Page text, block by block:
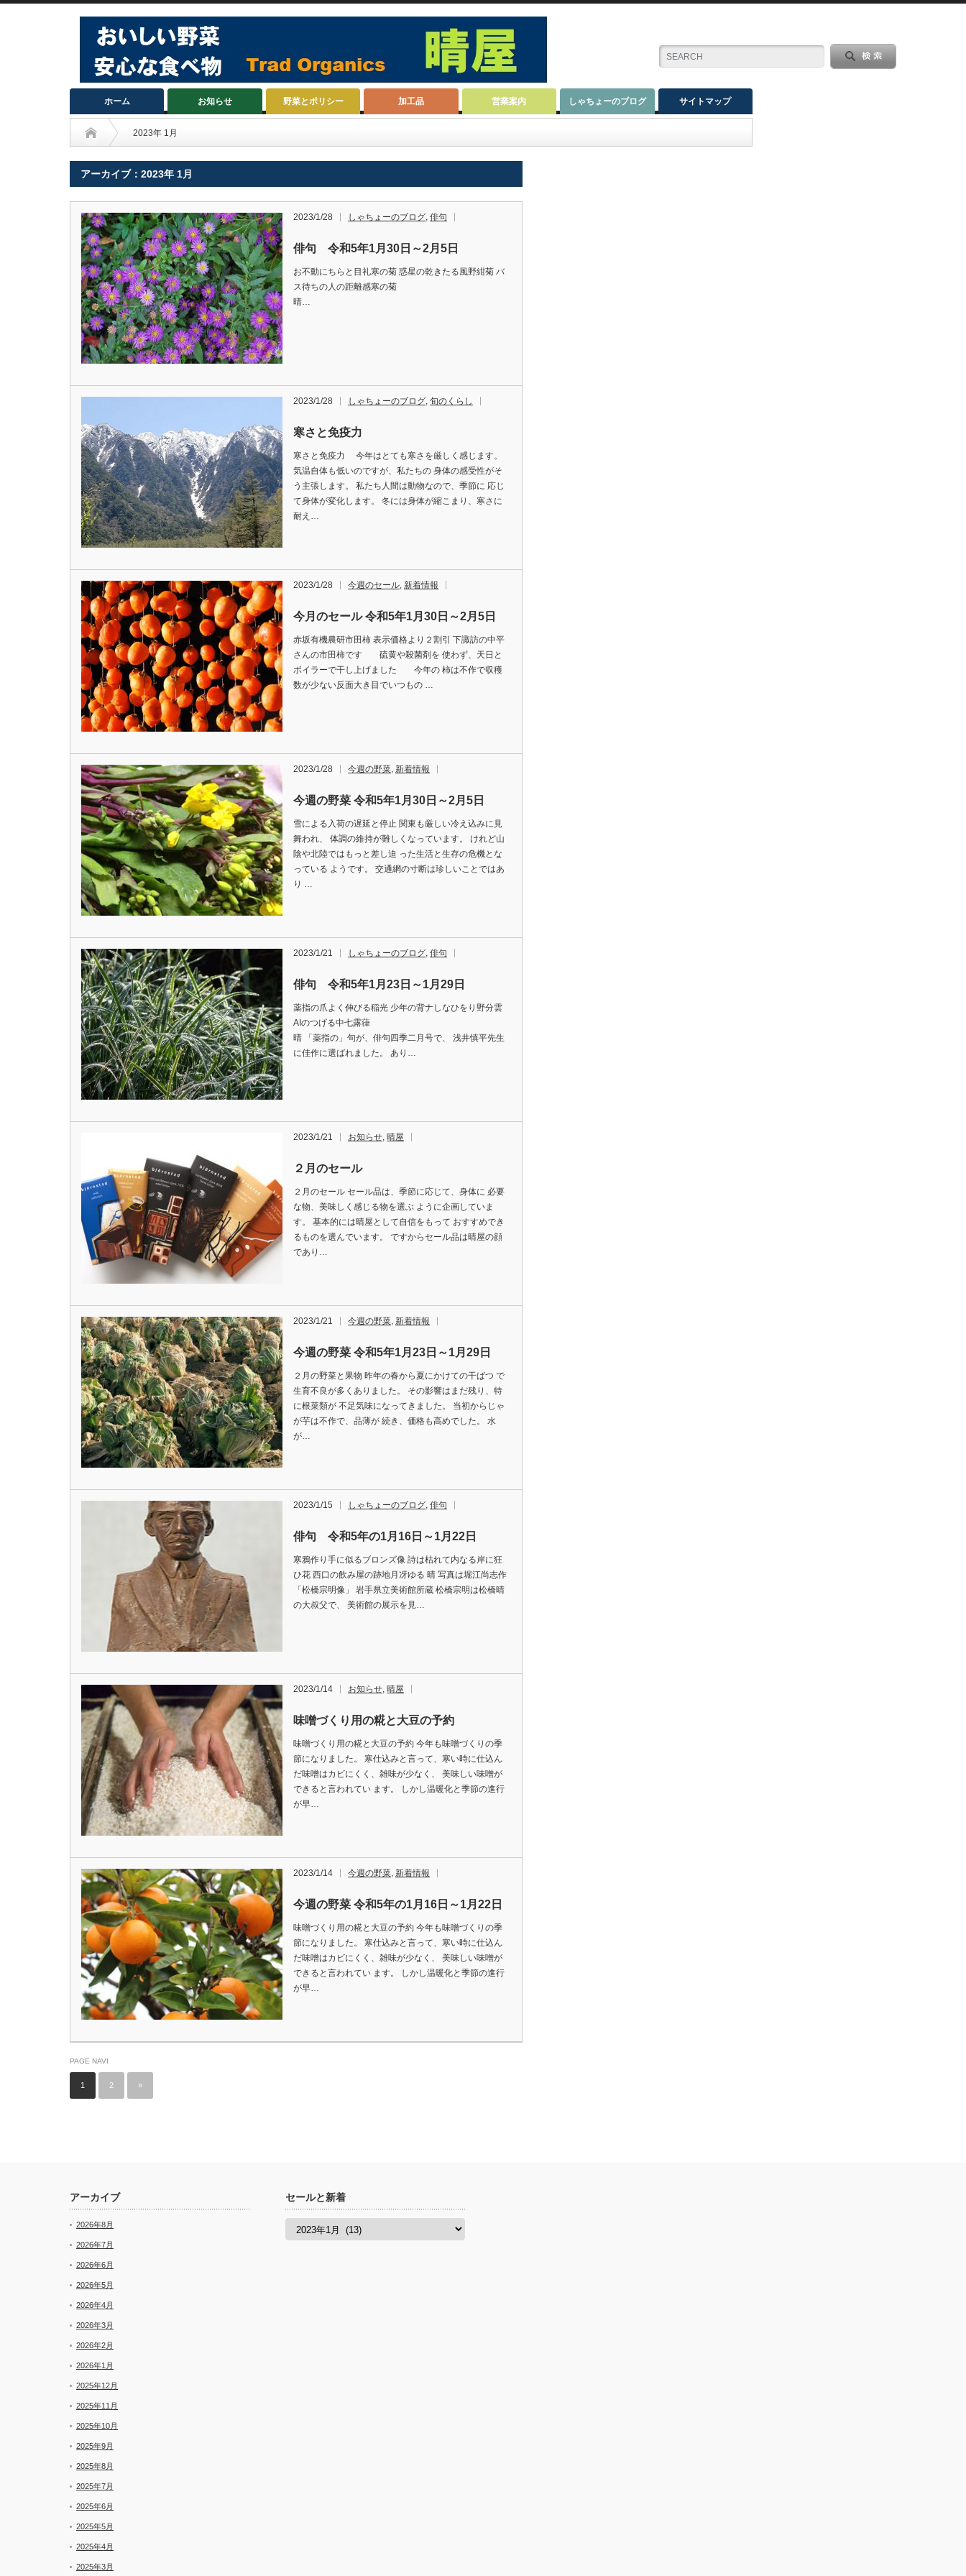
ホーム お知らせ 野菜とポリシー 加工品 営業案内 しゃちょーのブログ サイトマップ
2023年 1月
アーカイブ：2023年 1月
2023/1/28 しゃちょーのブログ, 俳句
俳句 令和5年1月30日～2月5日
お不動にちらと目礼寒の菊 惑星の乾きたる風野紺菊 バ
ス待ちの人の距離感寒の菊
晴…
2023/1/28 しゃちょーのブログ, 旬のくらし
寒さと免疫力
寒さと免疫力 今年はとても寒さを厳しく感じます。
気温自体も低いのですが、私たちの 身体の感受性がそ
う主張します。 私たち人間は動物なので、季節に 応じ
て身体が変化します。 冬には身体が縮こまり、寒さに
耐え…
2023/1/28 今週のセール, 新着情報
今月のセール 令和5年1月30日～2月5日
赤坂有機農研市田柿 表示価格より２割引 下諏訪の中平
さんの市田柿です 硫黄や殺菌剤を 使わず、天日と
ボイラーで干し上げました 今年の 柿は不作で収穫
数が少ない反面大き目でいつもの …
2023/1/28 今週の野菜, 新着情報
今週の野菜 令和5年1月30日～2月5日
雪による入荷の遅延と停止 関東も厳しい冷え込みに見
舞われ、 体調の維持が難しくなっています。 けれど山
陰や北陸ではもっと差し迫 った生活と生存の危機とな
っている ようです。 交通網の寸断は珍しいことではあ
り …
2023/1/21 しゃちょーのブログ, 俳句
俳句 令和5年1月23日～1月29日
薬指の爪よく伸びる稲光 少年の背ナしなひをり野分雲
AIのつげる中七露葎
晴 「薬指の」句が、俳句四季二月号で、 浅井慎平先生
に佳作に選ばれました。 あり…
2023/1/21 お知らせ, 晴屋
２月のセール
２月のセール セール品は、季節に応じて、身体に 必要
な物、美味しく感じる物を選ぶ ように企画していま
す。 基本的には晴屋として自信をもって おすすめでき
るものを選んでいます。 ですからセール品は晴屋の顔
であり…
2023/1/21 今週の野菜, 新着情報
今週の野菜 令和5年1月23日～1月29日
２月の野菜と果物 昨年の春から夏にかけての干ばつ で
生育不良が多くありました。 その影響はまだ残り、特
に根菜類が 不足気味になってきました。 当初からじゃ
が芋は不作で、品薄が 続き、価格も高めでした。 水
が…
2023/1/15 しゃちょーのブログ, 俳句
俳句 令和5年の1月16日～1月22日
寒鴉作り手に似るブロンズ像 詩は枯れて内なる岸に狂
ひ花 西口の飲み屋の跡地月冴ゆる 晴 写真は堀江尚志作
「松橋宗明像」 岩手県立美術館所蔵 松橋宗明は松橋晴
の大叔父で、 美術館の展示を見…
2023/1/14 お知らせ, 晴屋
味噌づくり用の糀と大豆の予約
味噌づくり用の糀と大豆の予約 今年も味噌づくりの季
節になりました。 寒仕込みと言って、寒い時に仕込ん
だ味噌はカビにくく、雑味が少なく、 美味しい味噌が
できると言われてい ます。 しかし温暖化と季節の進行
が早…
2023/1/14 今週の野菜, 新着情報
今週の野菜 令和5年の1月16日～1月22日
味噌づくり用の糀と大豆の予約 今年も味噌づくりの季
節になりました。 寒仕込みと言って、寒い時に仕込ん
だ味噌はカビにくく、雑味が少なく、 美味しい味噌が
できると言われてい ます。 しかし温暖化と季節の進行
が早…
PAGE NAVI
1 2 »
アーカイブ
2026年8月
2026年7月
2026年6月
2026年5月
2026年4月
2026年3月
2026年2月
2026年1月
2025年12月
2025年11月
2025年10月
2025年9月
2025年8月
2025年7月
2025年6月
2025年5月
2025年4月
2025年3月
セールと新着
セ